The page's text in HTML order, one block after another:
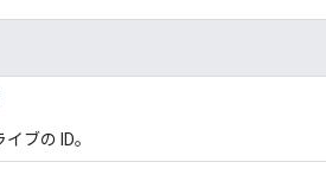
ブの ID。